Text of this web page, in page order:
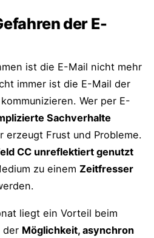
und Verabschiedung
dem Senden
für weniger E-
auf
mal Regel
der E-
ist die E-Mail nicht mehr
immer ist die E-Mail der
Wer per E-
Sachverhalte
erzeugt Frust und Probleme.
CC unreflektiert genutzt
zu einem Zeitfresser
liegt ein Vorteil beim
der Möglichkeit, asynchron